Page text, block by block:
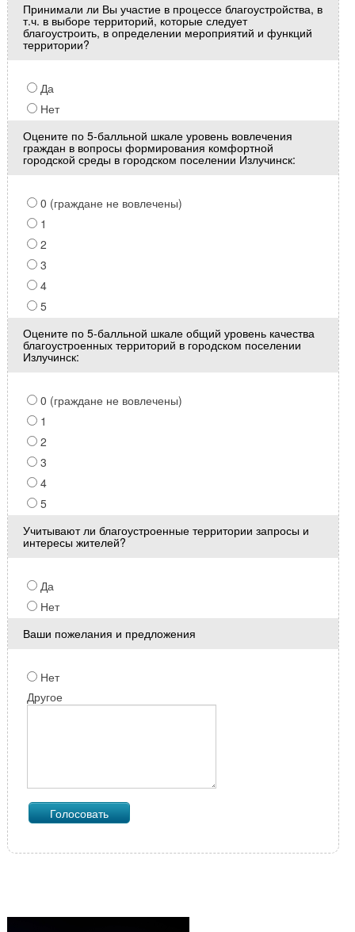
Принимали ли Вы участие в процессе благоустройства, в
т.ч. в выборе территорий, которые следует
благоустроить, в определении мероприятий и функций
территории?
Да
Нет
Оцените по 5-балльной шкале уровень вовлечения
граждан в вопросы формирования комфортной
городской среды в городском поселении Излучинск:
0 (граждане не вовлечены)
1
2
3
4
5
Оцените по 5-балльной шкале общий уровень качества
благоустроенных территорий в городском поселении
Излучинск:
0 (граждане не вовлечены)
1
2
3
4
5
Учитывают ли благоустроенные территории запросы и
интересы жителей?
Да
Нет
Ваши пожелания и предложения
Нет
Другое